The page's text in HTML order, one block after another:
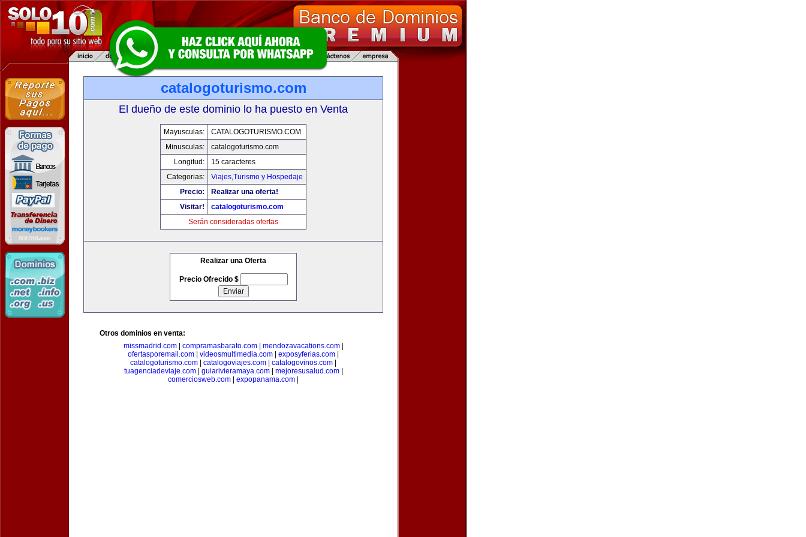
catalogoturismo.com
El dueño de este dominio lo ha puesto en Venta
Mayusculas:
CATALOGOTURISMO.COM
Minusculas:
catalogoturismo.com
Longitud:
15 caracteres
Categorias:
Viajes,Turismo y Hospedaje
Precio:
Realizar una oferta!
Visitar!
catalogoturismo.com
Serán consideradas ofertas
Realizar una Oferta
Precio Ofrecido $
Otros dominios en venta:
missmadrid.com| compramasbarato.com| mendozavacations.com|
ofertasporemail.com
videosmultimedia.com exposyferias.com
catalogoturismo.com
catalogoviajes.com catalogovinos.com
tuagenciadeviaje.com| guiarivieramaya.com| mejoresusalud.com|
comerciosweb.com
expopanama.com